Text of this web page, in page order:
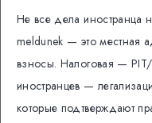
Не все дела иностранца
meldunek — это местная
взносы. Налоговая —
иностранцев —
которые подтверждают